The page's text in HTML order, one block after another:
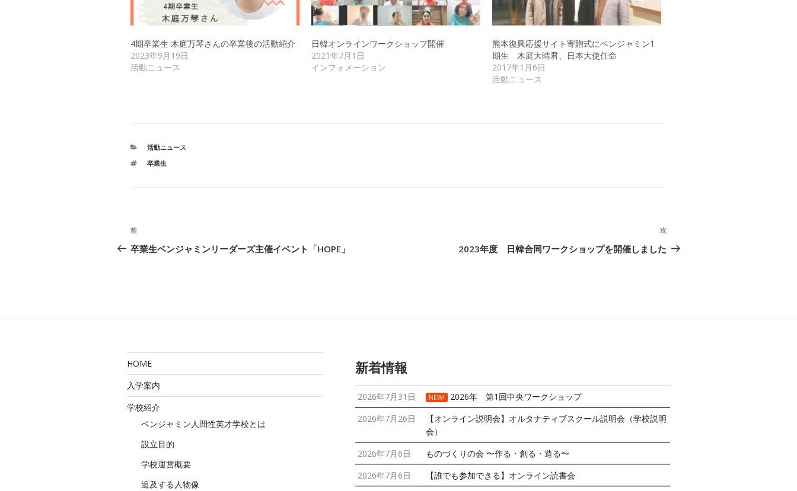
4期卒業生 木庭万琴さんの卒業後の活動紹介
2023年9月19日
活動ニュース
日韓オンラインワークショップ開催
2021年7月1日
インフォメーション
熊本復興応援サイト寄贈式にベンジャミン1
期生 木庭大晴君、日本大使任命
2017年1月6日
活動ニュース
カ
ゴ
活動ニュース
タ
卒業生
投
稿
シ
ョ
ン
前
の
前
卒業生ベンジャミンリーダーズ主催イベント「HOPE」
次
の
次
2023年度 日韓合同ワークショップを開催しました
HOME
入学案内
学校紹介
ベンジャミン人間性英才学校とは
設立目的
学校運営概要
追及する人物像
新着情報
2026年7月31日 NEW!
2026年 第1回中央ワークショップ
2026年7月26日
【オンライン説明会】オルタナティブスクール説明会（学校説明
会）
2026年7月6日
ものづくりの会 〜作る・創る・造る〜
2026年7月6日
【誰でも参加できる】オンライン読書会